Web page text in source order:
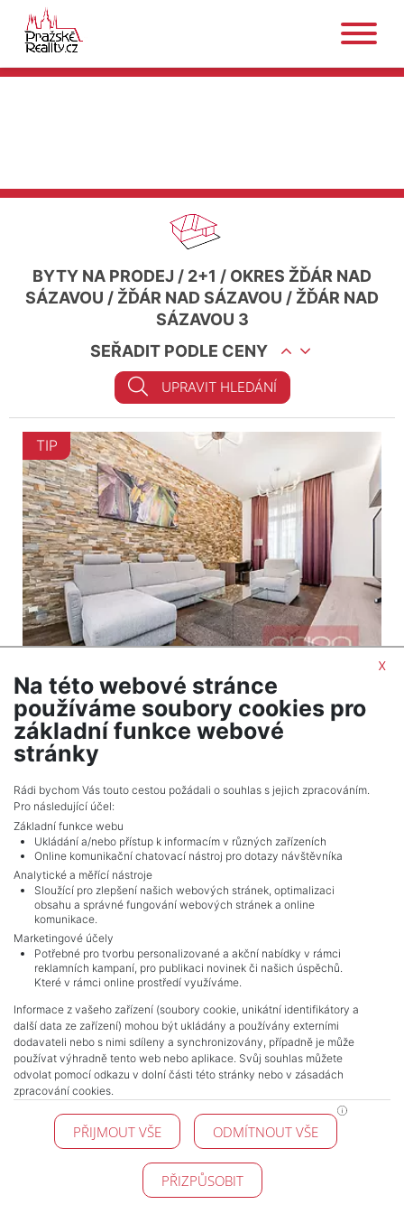
BYTY NA PRODEJ / 2+1 / OKRES ŽĎÁR NAD
SÁZAVOU / ŽĎÁR NAD SÁZAVOU / ŽĎÁR NAD
SÁZAVOU 3
SEŘADIT PODLE CENY
UPRAVIT HLEDÁNÍ
TIP
Byt na prodej / 2+1 / 71 m2
Praha 1 - Staré Město
16 480 000 Kč (za nemovitost) Cena cena
včetně provize a právních služeb
NAVIGACE
Obchodní podmínky
Ochrana osobních údajů
Realitní kanceláře
Kontakt
Zpracování cookies
KONTAKT
Pražské reality
140 00 Praha 4
x
Na této webové stránce
používáme soubory cookies pro
základní funkce webové
stránky
Rádi bychom Vás touto cestou požádali o souhlas s jejich zpracováním.
Pro následující účel:
Základní funkce webu
Ukládání a/nebo přístup k informacím v různých zařízeních
Online komunikační chatovací nástroj pro dotazy návštěvníka
Analytické a měřící nástroje
Sloužící pro zlepšení našich webových stránek, optimalizaci
obsahu a správné fungování webových stránek a online
komunikace.
Marketingové účely
Potřebné pro tvorbu personalizované a akční nabídky v rámci
reklamních kampaní, pro publikaci novinek či našich úspěchů.
Které v rámci online prostředí využíváme.
Informace z vašeho zařízení (soubory cookie, unikátní identifikátory a
další data ze zařízení) mohou být ukládány a používány externími
dodavateli nebo s nimi sdíleny a synchronizovány, případně je může
používat výhradně tento web nebo aplikace. Svůj souhlas můžete
odvolat pomocí odkazu v dolní části této stránky nebo v zásadách
zpracování cookies.
PŘIJMOUT VŠE ODMÍTNOUT VŠE
PŘIZPŮSOBIT